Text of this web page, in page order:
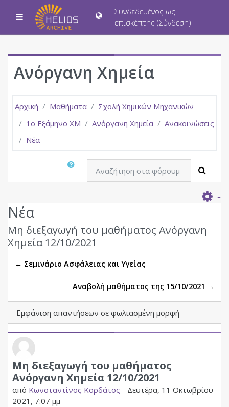
Μετάβαση στο κεντρικό περιεχόμενο
Πλευρικός πίνακας
Συνδεδεμένος ως
επισκέπτης (Σύνδεση)
Ανόργανη Χημεία
Αρχική Μαθήματα
Σχολή Χημικών Μηχανικών
1ο Εξάμηνο ΧΜ
Ανόργανη Χημεία
Ανακοινώσεις
Νέα
Νέα
Μη διεξαγωγή του μαθήματος Ανόργανη
Χημεία 12/10/2021
← Σεμινάριο Ασφάλειας και Υγείας
Αναβολή μαθήματος της 15/10/2021 →
Λειτουργία εμφάνισης
Μη διεξαγωγή του μαθήματος
Ανόργανη Χημεία 12/10/2021
από Κωνσταντίνος Κορδάτος - Δευτέρα, 11 Οκτωβρίου
2021, 7:07 μμ
Αριθμός απαντήσεων: 0